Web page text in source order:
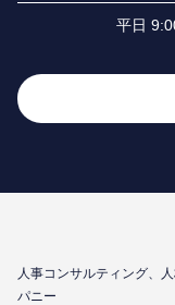
平⽇
⼈事コンサルティング、
パニー